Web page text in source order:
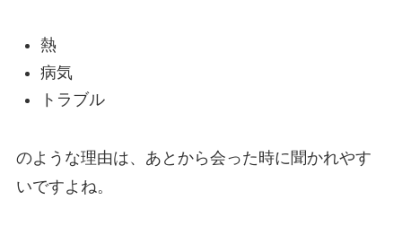
熱
病気
トラブル
のような理由は、あとから会った時に聞かれやす
いですよね。